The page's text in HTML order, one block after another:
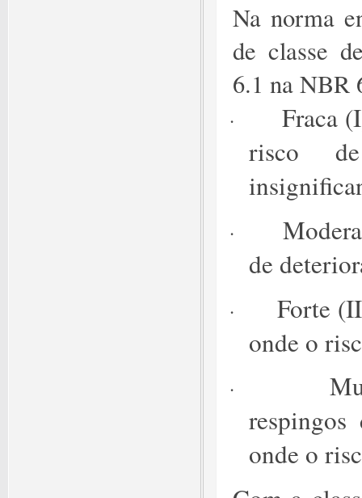
Na norma
de classe
6.1 na NBR
·
Fraca
risco
·
de
·
Forte
onde o
·
onde o